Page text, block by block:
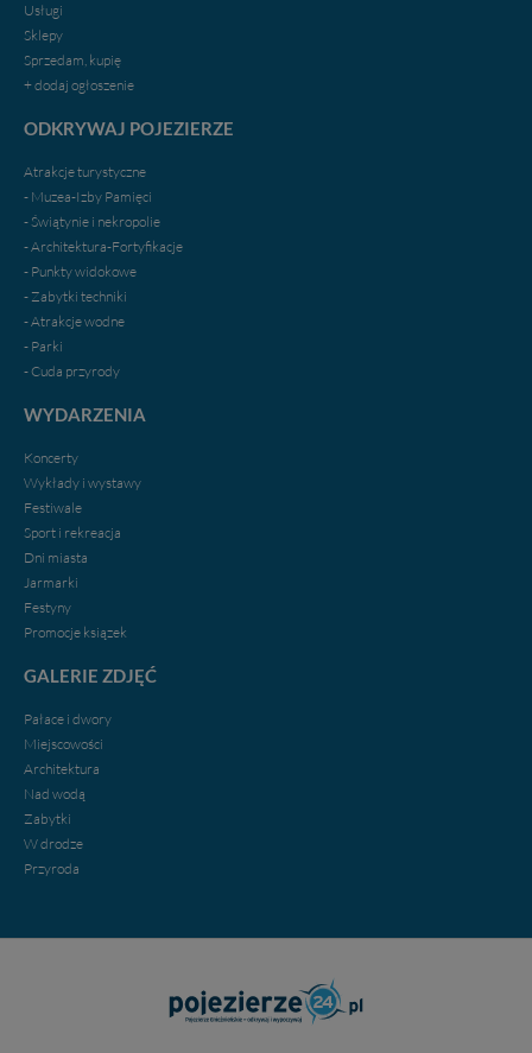
Usługi
Sklepy
Sprzedam, kupię
+ dodaj ogłoszenie
ODKRYWAJ POJEZIERZE
Atrakcje turystyczne
- Muzea-Izby Pamięci
- Świątynie i nekropolie
- Architektura-Fortyfikacje
- Punkty widokowe
- Zabytki techniki
- Atrakcje wodne
- Parki
- Cuda przyrody
WYDARZENIA
Koncerty
Wykłady i wystawy
Festiwale
Sport i rekreacja
Dni miasta
Jarmarki
Festyny
Promocje ksiązek
GALERIE ZDJĘĆ
Pałace i dwory
Miejscowości
Architektura
Nad wodą
Zabytki
W drodze
Przyroda
itp). Więcej informacji o zasadach i funkcjonalności
serwisu w
Administratorem Twoich danych jest firma: Media
Lokalne Karol Soberski, z siedzibą w Gnieźnie, na os.
za pośrednictwem tej
W każdej chwili możesz: zażądać dostępu do swoich
danych, zażądać ich poprawienia lub usunięcia,
zabronić ich przetwarzania. Pamiętaj jednak, że nie
zawsze jest możliwe techniczne zrealizowanie Twoich
praw w odniesieniu do informacji zawartych w plikach
cookies. Twoja przeglądarka umożliwia Ci skasowanie
zrobić za Ciebie.
Dziękujemy.
Pojezierze Gnieźnieńskie - na weekend, wycieczkę,
wakacje...